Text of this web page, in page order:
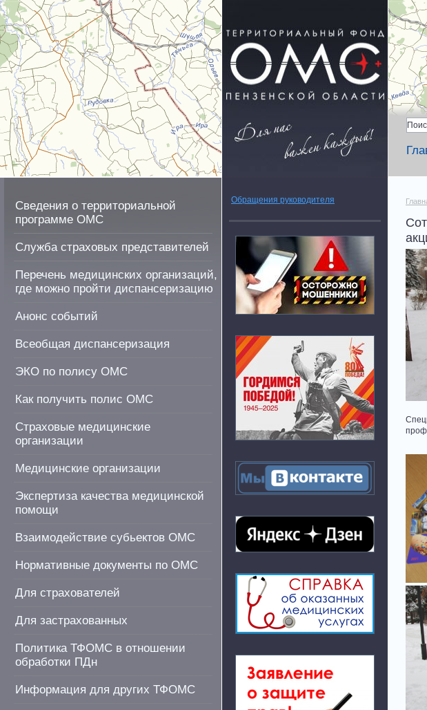
Сведения о территориальной
программе ОМС
Служба страховых представителей
Перечень медицинских организаций,
где можно пройти диспансеризацию
Анонс событий
Всеобщая диспансеризация
ЭКО по полису ОМС
Как получить полис ОМС
Страховые медицинские
организации
Медицинские организации
Экспертиза качества медицинской
помощи
Взаимодействие субьектов ОМС
Нормативные документы по ОМС
Для страхователей
Для застрахованных
Политика ТФОМС в отношении
обработки ПДн
Информация для других ТФОМС
Обращения руководителя